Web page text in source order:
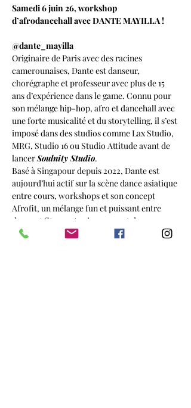
Samedi 6 juin 26, workshop
d’afrodancehall avec DANTE MAYILLA !
@dante_mayilla
Originaire de Paris avec des racines
camerounaises, Dante est danseur,
chorégraphe et professeur avec plus de 15
ans d’expérience dans le game. Connu pour
son mélange hip-hop, afro et dancehall avec
une forte musicalité et du storytelling, il s’est
imposé dans des studios comme Lax Studio,
MRG, Studio 16 ou Studio Attitude avant de
lancer Soulnity Studio.
Basé à Singapour depuis 2022, Dante est
aujourd’hui actif sur la scène dance asiatique
entre cours, workshops et son concept
Afrofit, un mélange fun et puissant entre
danse et fitness. Ancien gagnant de
l’émission française
La Meilleure Danse
avec